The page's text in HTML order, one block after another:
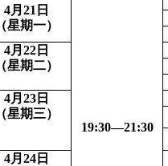
4月21 日
（星期一）
19:30—21:30
4月22 日
（星期二）
4月23 日
（星期三）
4月24 日